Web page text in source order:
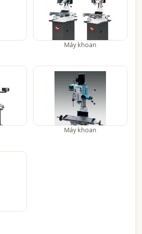
Máy khoan
Máy khoan